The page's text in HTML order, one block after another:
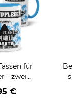
für
- zwei
€